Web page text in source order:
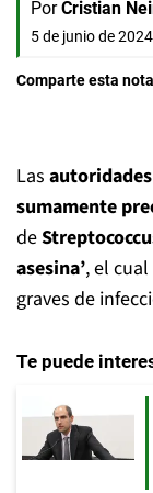
Por Cristian
5 de junio de
Comparte esta
Las
sumamente
de
asesina’, el
graves de
Te puede